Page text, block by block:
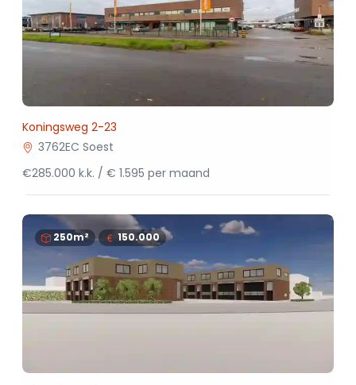
Koningsweg 2-23
3762EC Soest
€285.000 k.k. / € 1.595 per maand
250m² 150.000